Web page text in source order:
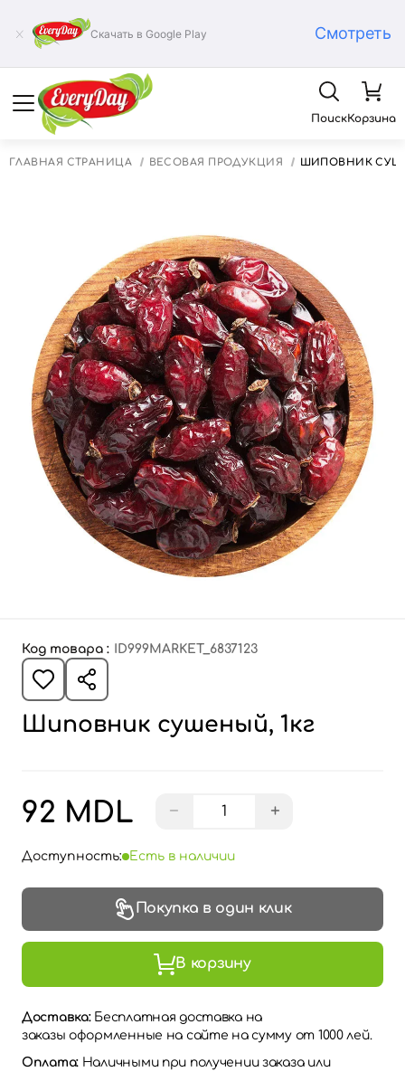
Скачать в Google Play Смотреть
ПоискКорзина
ГЛАВНАЯ СТРАНИЦА ВЕСОВАЯ ПРОДУКЦИЯ ШИПОВНИК
Код товара : ID999MARKET_6837123
Шиповник сушеный, 1кг
92 MDL − +
Доступность: Есть в наличии
Покупка в один клик
В корзину
Доставка: Бесплатная доставка на
заказы оформленные на сайте на сумму от 1000 лей.
Оплата: Наличными при получении заказа или